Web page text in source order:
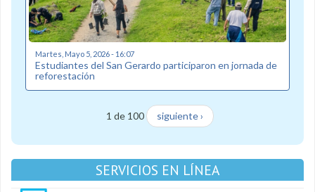
Martes, Mayo 5, 2026 - 16:07
Estudiantes del San Gerardo participaron en jornada de
reforestación
1 de 100 siguiente ›
SERVICIOS EN LÍNEA